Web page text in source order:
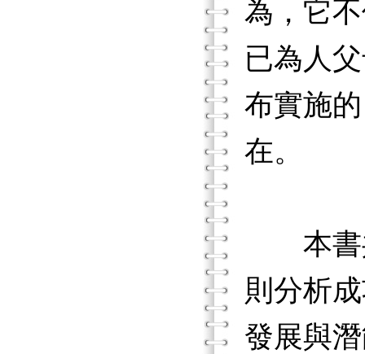
為，它
已為人
布實施
在。
本書共
則分析
發展與